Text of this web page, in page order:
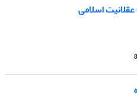
اسلامی